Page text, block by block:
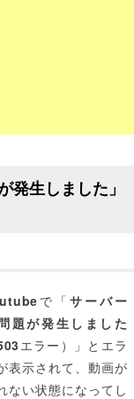
生しました」
で「サーバー
題が発生しました
エラー）」とエラ
表示されて、動画が
ない状態になってし